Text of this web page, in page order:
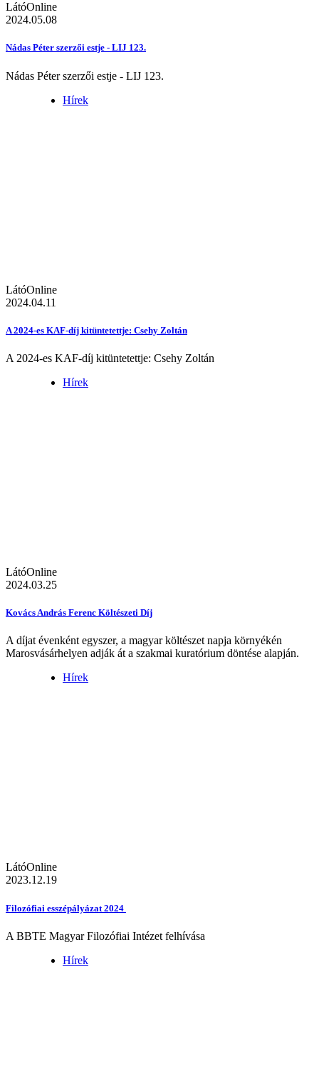
LátóOnline
2024.05.08
Nádas Péter szerzői estje - LIJ 123.
Nádas Péter szerzői estje - LIJ 123.
Hírek
LátóOnline
2024.04.11
A 2024-es KAF-díj kitüntetettje: Csehy Zoltán
A 2024-es KAF-díj kitüntetettje: Csehy Zoltán
Hírek
LátóOnline
2024.03.25
Kovács András Ferenc Költészeti Díj
A díjat évenként egyszer, a magyar költészet napja környékén
Marosvásárhelyen adják át a szakmai kuratórium döntése alapján.
Hírek
LátóOnline
2023.12.19
Filozófiai esszépályázat 2024
A BBTE Magyar Filozófiai Intézet felhívása
Hírek